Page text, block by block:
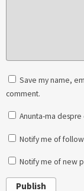
Save my name,
comment.
Anunta-ma
Notify me of
Notify me of new
Publish